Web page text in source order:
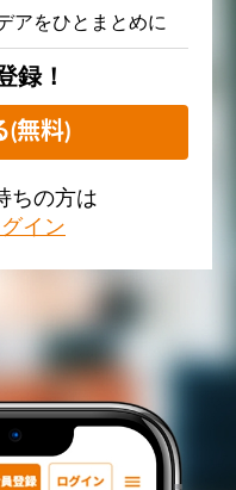
アをひとまとめに
録！
(無料)
ちの方は
イン